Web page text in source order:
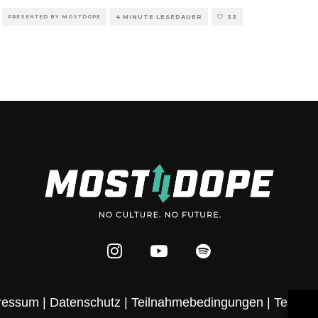
PRESENTED BY MOSTDOPE 4 MINUTE LESEDAUER 33
Datenschutz| Teilnahmebedingungen Team